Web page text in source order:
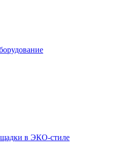
в ЭКО-стиле